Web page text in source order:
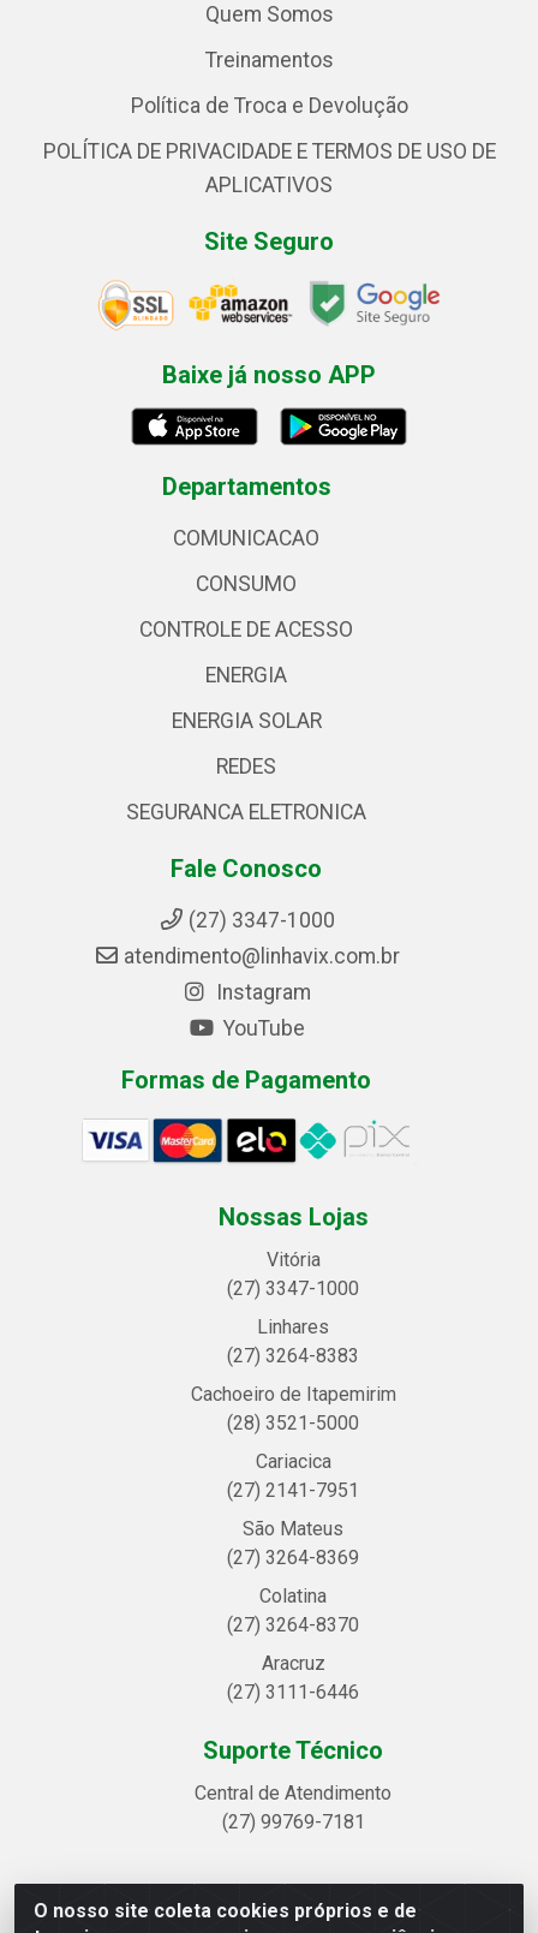
O nosso site coleta cookies próprios e de
Quem Somos
Treinamentos
Política de Troca e Devolução
POLÍTICA DE PRIVACIDADE E TERMOS DE USO DE
APLICATIVOS
Site Seguro
Baixe já nosso APP
Departamentos
COMUNICACAO
CONSUMO
CONTROLE DE ACESSO
ENERGIA
ENERGIA SOLAR
REDES
SEGURANCA ELETRONICA
Fale Conosco
(27) 3347-1000
atendimento@linhavix.com.br
Instagram
YouTube
Formas de Pagamento
Nossas Lojas
Vitória
(27) 3347-1000
Linhares
(27) 3264-8383
Cachoeiro de Itapemirim
(28) 3521-5000
Cariacica
(27) 2141-7951
São Mateus
(27) 3264-8369
Colatina
(27) 3264-8370
Aracruz
(27) 3111-6446
Suporte Técnico
Central de Atendimento
(27) 99769-7181
Linhavix Distribuidora LTDA - Avenida Alegre, 2521 -